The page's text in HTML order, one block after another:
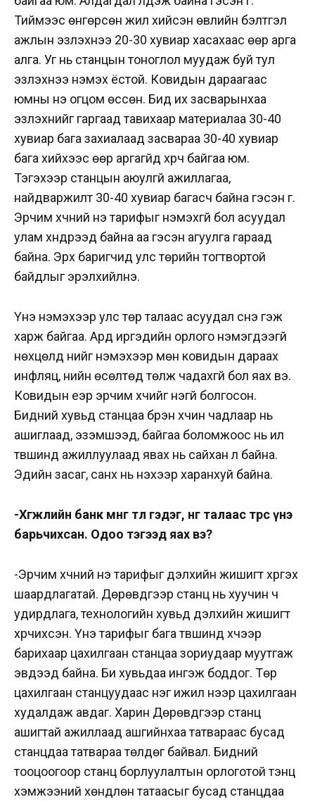
Тиймээс өнгөрсөн жил хийсэн өвлийн бэлтгэл
ажлын эзлэхүүнээ 20-30 хувиар хасахаас өөр арга
алга. Уг нь станцын тоноглол муудаж буй тул
эзлэхүүнээ нэмэх ёстой. Ковидын дараагаас
юмны үнэ огцом өссөн. Бид их засварынхаа
эзлэхүүнийг гаргаад тавихаар материалаа 30-40
хувиар бага захиалаад засвараа 30-40 хувиар
бага хийхээс өөр аргагүйд хүрч байгаа юм.
Тэгэхээр станцын аюулгүй ажиллагаа,
найдваржилт 30-40 хувиар багасч байна гэсэн үг.
Эрчим хүчний үнэ тарифыг нэмэхгүй бол асуудал
улам хүндрээд байна аа гэсэн агуулга гараад
байна. Эрх баригчид улс төрийн тогтвортой
байдлыг эрэлхийлнэ.
Үнэ нэмэхээр улс төр талаас асуудал үүснэ гэж
харж байгаа. Ард иргэдийн орлого нэмэгдээгүй
нөхцөлд үнийг нэмэхээр мөн ковидын дараах
инфляц, үнийн өсөлтөд төлж чадахгүй бол яах вэ.
Ковидын үеэр эрчим хүчийг үнэгүй болгосон.
Бидний хувьд станцаа бүрэн хүчин чадлаар нь
ашиглаад, эзэмшээд, байгаа боломжоос нь илүү
түвшинд ажиллуулаад явах нь сайхан л байна.
Эдийн засаг, санхүү нь үнэхээр харанхуй байна.
-Хөгжлийн банк мөнгөө төл гэдэг, нөгөө талаас төрөөс үнэ
барьчихсан. Одоо тэгээд яах вэ?
-Эрчим хүчний үнэ тарифыг дэлхийн жишигт хүргэх
шаардлагатай. Дөрөвдүгээр станц нь хуучин ч
удирдлага, технологийн хувьд дэлхийн жишигт
хүрчихсэн. Үнэ тарифыг бага түвшинд хүчээр
барихаар цахилгаан станцаа зориудаар муутгаж
эвдээд байна. Би хувьдаа ингэж боддог. Төр
цахилгаан станцуудаас нэг ижил үнээр цахилгаан
худалдаж авдаг. Харин Дөрөвдүгээр станц
ашигтай ажиллаад ашгийнхаа татвараас бусад
станцдаа татвараа төлдөг байвал. Бидний
тооцоогоор станц борлуулалтын орлоготой тэнцүү
хэмжээний хөндлөн татаасыг бусад станцдаа